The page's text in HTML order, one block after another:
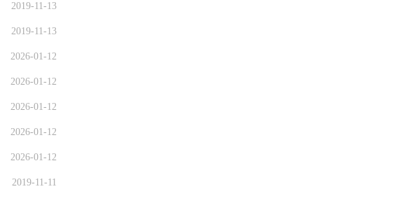
2019-11-13
2019-11-13
2026-01-12
2026-01-12
2026-01-12
2026-01-12
2026-01-12
2019-11-11